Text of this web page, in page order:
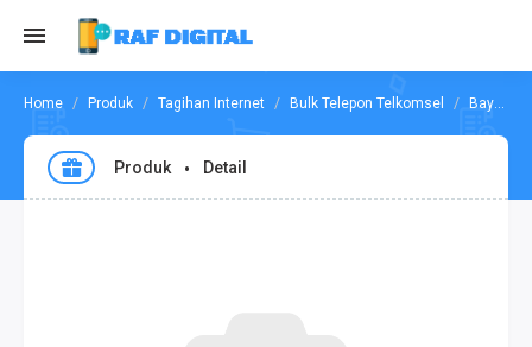
Produk Tagihan Internet Bulk Telepon Telkomsel Bayar 550 Menit Tsel + 50 Menit All 7 Hari
Produk Detail